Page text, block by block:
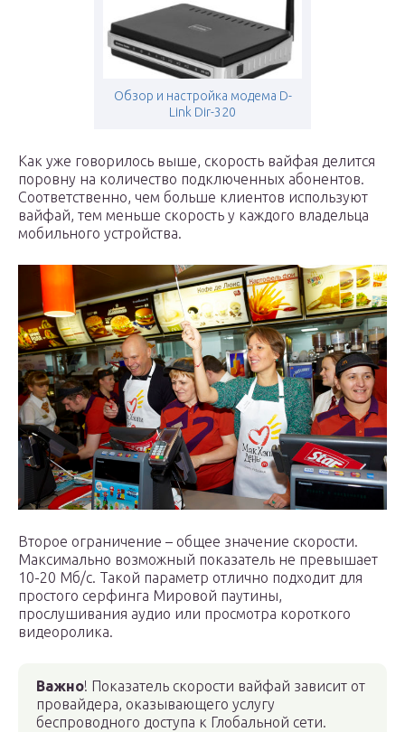
Обзор и настройка модема D-
Link Dir-320
Как уже говорилось выше, скорость вайфая делится
поровну на количество подключенных абонентов.
Соответственно, чем больше клиентов используют
вайфай, тем меньше скорость у каждого владельца
мобильного устройства.
Второе ограничение – общее значение скорости.
Максимально возможный показатель не превышает
10-20 Мб/с. Такой параметр отлично подходит для
простого серфинга Мировой паутины,
прослушивания аудио или просмотра короткого
видеоролика.
Важно! Показатель скорости вайфай зависит от
провайдера, оказывающего услугу
беспроводного доступа к Глобальной сети.